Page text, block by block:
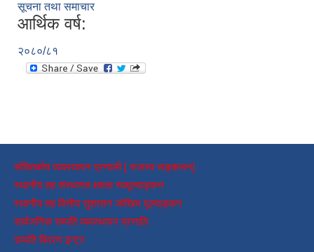
सूचना तथा समाचार
आर्थिक वर्ष:
२०८०/८१
संचितकोष व्यवस्थापन प्रणाली [ राजस्व सङ्कलन]
स्थानीय तह संस्थागत क्षमता स्वमूल्याङ्कन
स्थानीय तह वित्तीय सुशासन जोखिम मूल्याङ्कन
सार्वजनिक सम्पति व्यवस्थापन प्रणालि
सम्पति विवरण इन्ट्र